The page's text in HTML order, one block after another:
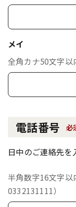
メイ
全角カナ50文字以
電話番号 必
日中のご連絡先を
半角数字16文字以
0332131111）